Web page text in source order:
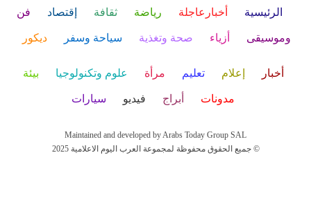
الرئيسية أخبارعاجلة رياضة ثقافة إقتصاد فن
وموسيقى أزياء صحة وتغذية سياحة وسفر ديكور
أخبار إعلام تعليم مرأة علوم وتكنولوجيا بيئة
مدونات أبراج فيديو سيارات
Maintained and developed by Arabs Today Group SAL
جميع الحقوق محفوظة لمجموعة العرب اليوم الاعلامية 2025 ©